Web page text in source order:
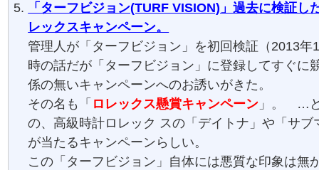
「ターフビジョン(TURF VISION)」過去に検証し
レックスキャンペーン。
管理人が「ターフビジョン」を初回検証（2013年
時の話だが「ターフビジョン」に登録してすぐに
係の無いキャンペーンへのお誘いがきた。
その名も「 ロレックス懸賞キャンペーン 」。 …
の、高級時計ロレック スの「デイトナ」や「サブ
が当たるキャンペーンらしい。
この「ターフビジョン」自体には悪質な印象は無